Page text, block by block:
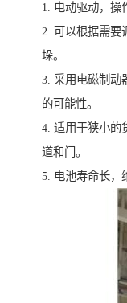
1. 电动驱动，操
2. 可以根据需要
垛。
3. 采用电磁制动
的可能性。
4. 适用于狭小的
道和门。
5. 电池寿命长，